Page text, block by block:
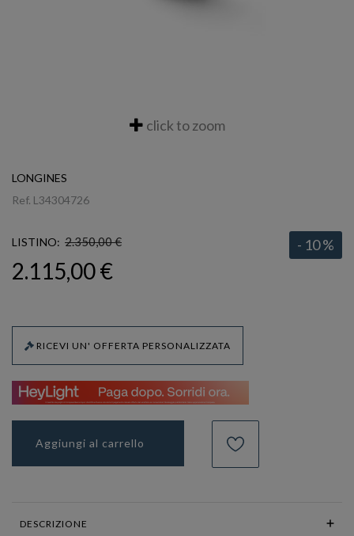
click to zoom
LONGINES
Ref. L34304726
LISTINO: 2.350,00 € - 10 %
2.115,00 €
RICEVI UN' OFFERTA PERSONALIZZATA
Aggiungi al carrello
DESCRIZIONE